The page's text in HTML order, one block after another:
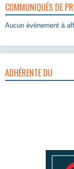
COMMUNIQUÉS DE
Aucun évènement à
ADHÉRENTE DU